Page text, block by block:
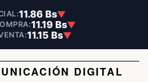
11.86 Bs▼
11.19 Bs▼
11.15 Bs▼
DIGITAL